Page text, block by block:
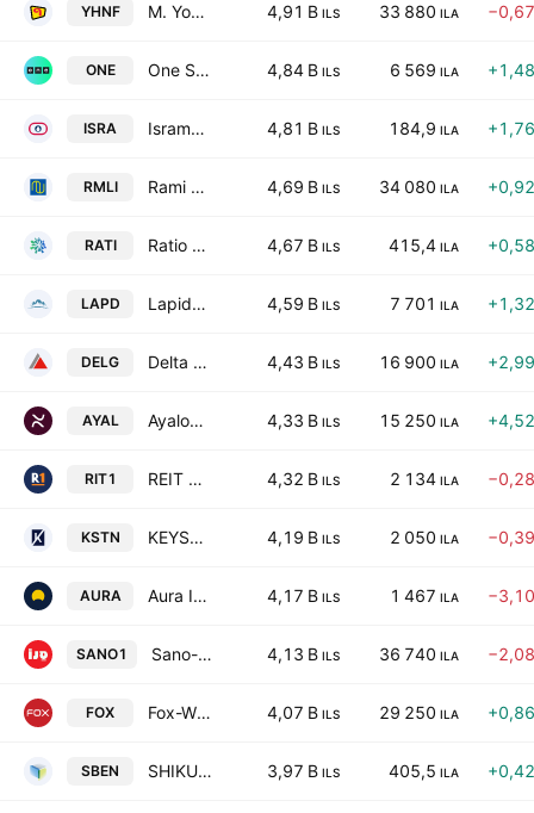
YHNF M. Yochananof & Sons (1988) Ltd. 4,91 B ILS 33 880 ILA
ONE One Software Technologies Ltd. 4,84 B ILS 6 569 ILA
ISRA Isramco Negev 2 Limited Partnership 4,81 B ILS 184,9 ILA
RMLI Rami Levi Chain Stores Hashikma Marketing 2006 Ltd 4,69 B ILS 34 080 ILA
RATI Ratio Energies Limited Partnership 4,67 B ILS 415,4 ILA
LAPD Lapidoth Capital Ltd. 4,59 B ILS 7 701 ILA
DELG Delta Galil Industries Ltd. 4,43 B ILS 16 900 ILA
AYAL Ayalon Insurance Co., Ltd. 4,33 B ILS 15 250 ILA
RIT1 REIT 1 Ltd 4,32 B ILS 2 134 ILA
KSTN KEYSTONE INFRA LTD 4,19 B ILS 2 050 ILA
AURA Aura Investments Limited 4,17 B ILS 1 467 ILA
SANO1 Sano-Brunos Enterprises Ltd. 4,13 B ILS 36 740 ILA
FOX Fox-Wizel Ltd. 4,07 B ILS 29 250 ILA
SBEN SHIKUN & BINUI ENERGY LTD 3,97 B ILS 405,5 ILA